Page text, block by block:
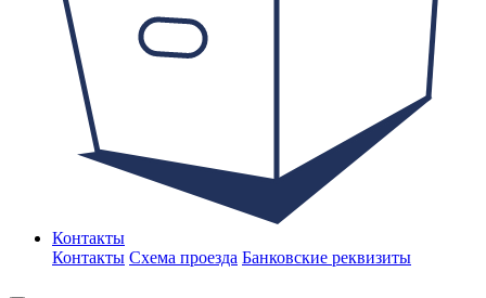
Контакты
Контакты Схема проезда Банковские реквизиты